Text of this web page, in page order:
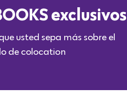
exclusivos
usted sepa más sobre el
de colocation